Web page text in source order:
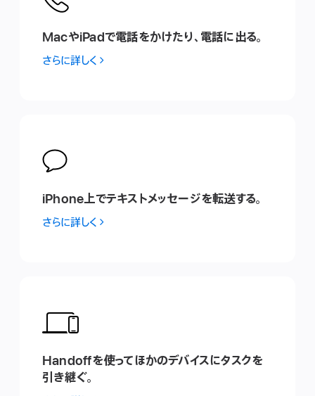
MacやiPadで電 話 をか け た り 、電 話 に 出 る 。
さらに詳しく
iPhone上でテ キ ス トメ ッ セ ー ジ を転 送 す る 。
さらに詳しく
Handoffを使 っ てほ か のデ バ イ ス にタ ス ク を
引 き 継 ぐ 。